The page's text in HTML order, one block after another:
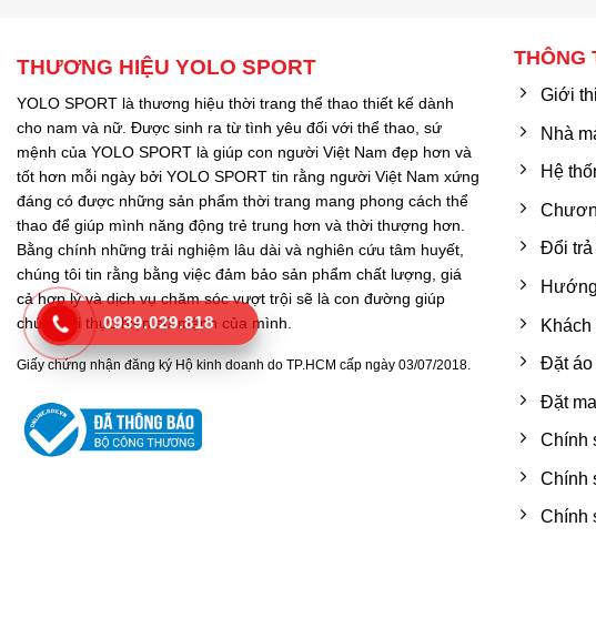
THƯƠNG HIỆU YOLO SPORT
YOLO SPORT là thương hiệu thời trang thể thao thiết kế dành
cho nam và nữ. Được sinh ra từ tình yêu đối với thể thao, sứ
mệnh của YOLO SPORT là giúp con người Việt Nam đẹp hơn và
tốt hơn mỗi ngày bởi YOLO SPORT tin rằng người Việt Nam xứng
đáng có được những sản phẩm thời trang mang phong cách thể
thao để giúp mình năng động trẻ trung hơn và thời thượng hơn.
Bằng chính những trải nghiệm lâu dài và nghiên cứu tâm huyết,
chúng tôi tin rằng bằng việc đảm bảo sản phẩm chất lượng, giá
cả hợp lý và dịch vụ chăm sóc vượt trội sẽ là con đường giúp
chúng tôi thực hiện sứ mệnh của mình.
Giấy chứng nhận đăng ký Hộ kinh doanh do TP.HCM cấp ngày 03/07/2018.
THÔNG
Giới
Nhà
Hệ
Đổi trả
Đặt áo
Đặt
Chính
Chính
Chính
0939.029.818